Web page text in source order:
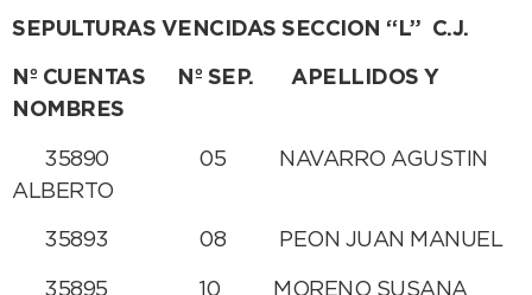
SEPULTURAS VENCIDAS SECCION “L” C.J.
Nº CUENTAS Nº SEP. APELLIDOS Y
NOMBRES
35890 05 NAVARRO AGUSTIN
ALBERTO
35893 08 PEON JUAN MANUEL
35895 10 MORENO SUSANA